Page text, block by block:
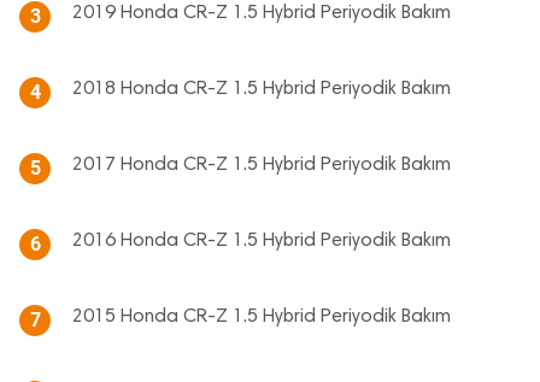
3 2019 Honda CR-Z 1.5 Hybrid Periyodik Bakım
4 2018 Honda CR-Z 1.5 Hybrid Periyodik Bakım
5 2017 Honda CR-Z 1.5 Hybrid Periyodik Bakım
6 2016 Honda CR-Z 1.5 Hybrid Periyodik Bakım
7 2015 Honda CR-Z 1.5 Hybrid Periyodik Bakım